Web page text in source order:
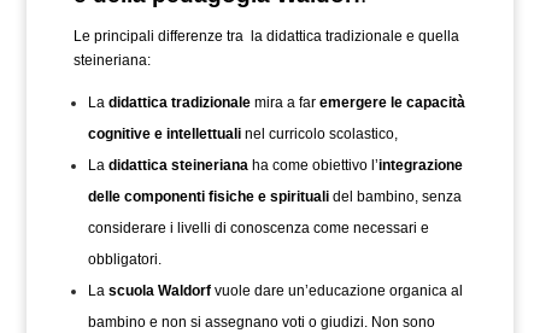
Le principali differenze tra la didattica tradizionale e quella
steineriana:
La didattica tradizionalemira a far emergere le capacità
cognitive e intellettualinel curricolo scolastico,
La didattica steinerianaha come obiettivo l’integrazione
delle componenti fisiche e spiritualidel bambino, senza
considerare i livelli di conoscenza come necessari e
obbligatori.
La scuola Waldorfvuole dare un’educazione organica al
bambino e non si assegnano voti o giudizi. Non sono